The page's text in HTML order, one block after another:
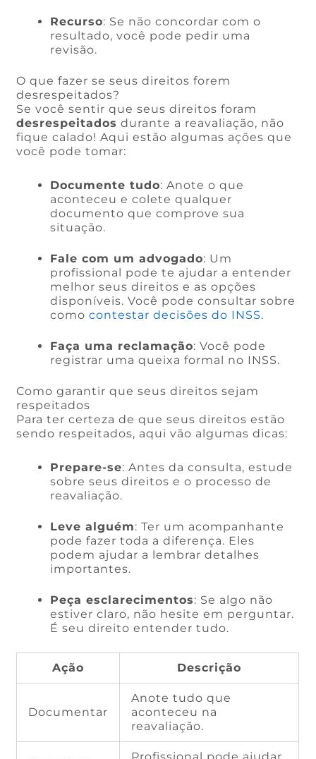
Recurso: Se não concordar com o
resultado, você pode pedir uma
revisão.
O que fazer se seus direitos forem
desrespeitados?
Se você sentir que seus direitos foram
desrespeitados durante a reavaliação, não
fique calado! Aqui estão algumas ações que
você pode tomar:
Documente tudo: Anote o que
aconteceu e colete qualquer
documento que comprove sua
situação.
Fale com um advogado: Um
profissional pode te ajudar a entender
melhor seus direitos e as opções
disponíveis. Você pode consultar sobre
comocontestar decisões do INSS.
Faça uma reclamação: Você pode
registrar uma queixa formal no INSS.
Como garantir que seus direitos sejam
respeitados
Para ter certeza de que seus direitos estão
sendo respeitados, aqui vão algumas dicas:
Prepare-se: Antes da consulta, estude
sobre seus direitos e o processo de
reavaliação.
Leve alguém: Ter um acompanhante
pode fazer toda a diferença. Eles
podem ajudar a lembrar detalhes
importantes.
Peça esclarecimentos: Se algo não
estiver claro, não hesite em perguntar.
É seu direito entender tudo.
Ação Descrição
Documentar
Anote tudo que
aconteceu na
reavaliação.